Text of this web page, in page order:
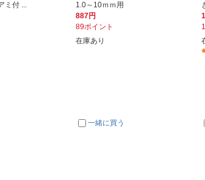
ミ付 ...
1.0～10ｍｍ用
887円
89ポイント
在庫あり
一緒に買う